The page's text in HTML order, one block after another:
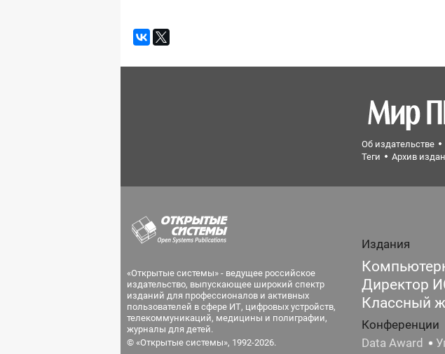
Об издательстве
Теги
Архив
«Открытые системы» - ведущее российское
издательство, выпускающее широкий спектр
изданий для профессионалов и активных
пользователей в сфере ИТ, цифровых устройств,
телекоммуникаций, медицины и полиграфии,
журналы для детей.
© «Открытые системы», 1992-2026.
Издания
Директор
Классный
Конференции
Data Award